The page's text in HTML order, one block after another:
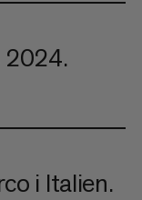
2024.
i Italien.